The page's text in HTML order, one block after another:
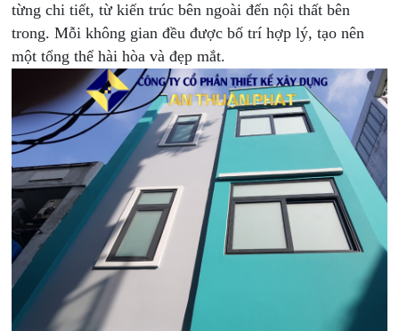
từng chi tiết, từ kiến trúc bên ngoài đến nội thất bên
trong. Mỗi không gian đều được bố trí hợp lý, tạo nên
một tổng thể hài hòa và đẹp mắt.